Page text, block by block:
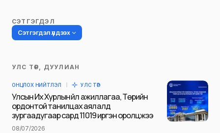
СЭТГЭГДЭЛ
Сэтгэгдэл үлдээх
Таны имэйл хаягийг нийтлэхгүй.
тэмдэглэсэн
Name
УЛС ТӨР, ДУУЛИАН
ОНЦЛОХ НИЙТЛЭЛ УЛС ТӨР
Улсын Их Хурлын үйл ажиллагаа, Төрийн
ордонтой танилцах аялалд
зургаадугаар сард 11019 иргэн оролцжээ
08/07/2026